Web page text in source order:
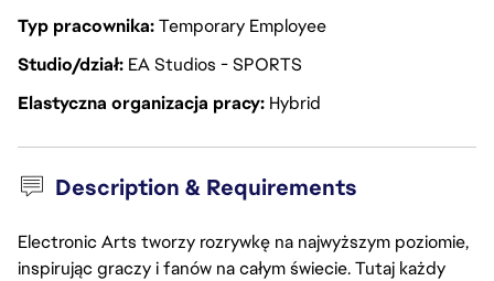
Typ pracownikaTemporary Employee
Studio/dział EA Studios - SPORTS
Elastyczna organizacja pracy Hybrid
Description & Requirements
Electronic Arts tworzy rozrywkę na najwyższym poziomie,
inspirując graczy i fanów na całym świecie. Tutaj każdy